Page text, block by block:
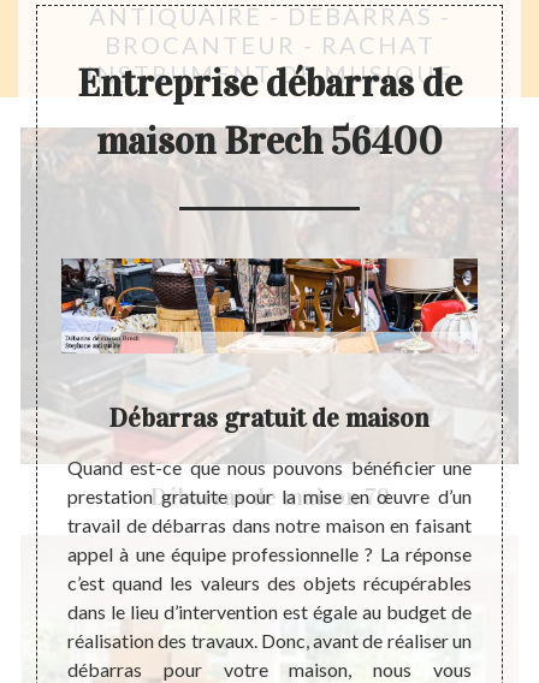
ANTIQUAIRE - DÉBARRAS -
BROCANTEUR - RACHAT
INSTRUMENT DE MUSIQUE
Débarras de maison 79
Entreprise débarras de
maison Brech 56400
côté
qui
des
Débarras gratuit de maison
Quand est-ce que nous pouvons bénéficier une
prestation gratuite pour la mise en œuvre d’un
travail de débarras dans notre maison en faisant
appel à une équipe professionnelle ? La réponse
c’est quand les valeurs des objets récupérables
dans le lieu d’intervention est égale au budget de
réalisation des travaux. Donc, avant de réaliser un
débarras pour votre maison, nous vous
La
pas
pire
et